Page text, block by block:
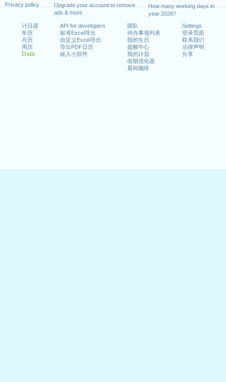
Privacy policy
Upgrade your account to remove
ads & more
How many working days in
year 2026?
计日器
年历
月历
周历
Data
API for developers
标准Excel导出
自定义Excel导出
导出PDF日历
嵌入小部件
团队
待办事项列表
我的生日
提醒中心
我的计划
假期优化器
晨间咖啡
Settings
登录页面
联系我们
法律声明
分享